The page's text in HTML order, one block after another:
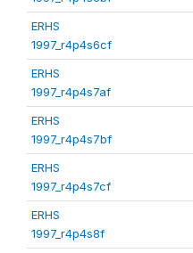
ERHS
1997_r4p4s6cf
ERHS
1997_r4p4s7af
ERHS
1997_r4p4s7bf
ERHS
1997_r4p4s7cf
ERHS
1997_r4p4s8f